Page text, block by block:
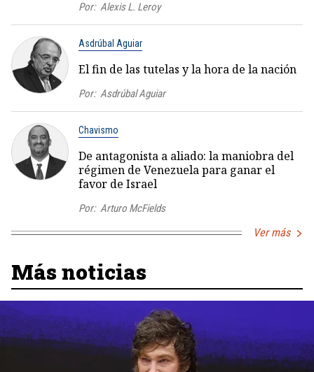
Por: Alexis L. Leroy
Asdrúbal Aguiar
El fin de las tutelas y la hora de la nación
Por: Asdrúbal Aguiar
Chavismo
De antagonista a aliado: la maniobra del
régimen de Venezuela para ganar el
favor de Israel
Por: Arturo McFields
Ver más
Más noticias